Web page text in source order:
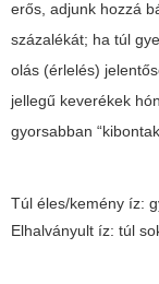
erős, adjunk hozzá
százalékát; ha túl
olás (érlelés)
jellegű keverékek
gyorsabban
Túl éles/kemény íz:
Elhalványult íz: túl